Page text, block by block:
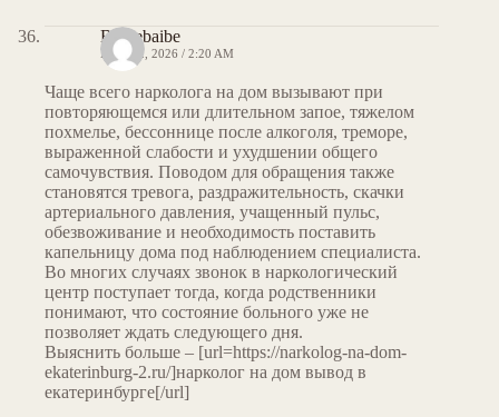
Brucebaibe
MAY 12, 2026 / 2:20 AM
Чаще всего нарколога на дом вызывают при
повторяющемся или длительном запое, тяжелом
похмелье, бессоннице после алкоголя, треморе,
выраженной слабости и ухудшении общего
самочувствия. Поводом для обращения также
становятся тревога, раздражительность, скачки
артериального давления, учащенный пульс,
обезвоживание и необходимость поставить
капельницу дома под наблюдением специалиста.
Во многих случаях звонок в наркологический
центр поступает тогда, когда родственники
понимают, что состояние больного уже не
позволяет ждать следующего дня.
Выяснить больше – [url=https://narkolog-na-dom-
ekaterinburg-2.ru/]нарколог на дом вывод в
екатеринбурге[/url]